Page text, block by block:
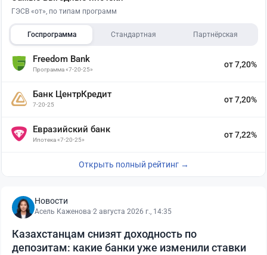
ГЭСВ «от», по типам программ
Госпрограмма Стандартная Партнёрская
Freedom Bank
Программа «7-20-25»
от 7,20%
Банк ЦентрКредит
7-20-25
от 7,20%
Евразийский банк
Ипотека «7-20-25»
от 7,22%
Открыть полный рейтинг →
Новости
Асель Каженова·2 августа 2026 г., 14:35
Казахстанцам снизят доходность по
депозитам: какие банки уже изменили ставки